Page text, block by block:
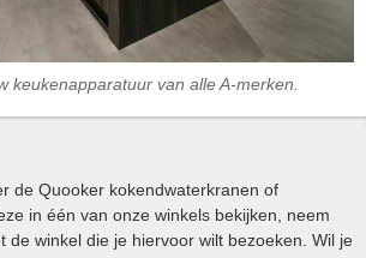
keukenapparatuur van alle A-merken.
de Quooker kokendwaterkranen of
in één van onze winkels bekijken, neem
de winkel die je hiervoor wilt bezoeken. Wil je